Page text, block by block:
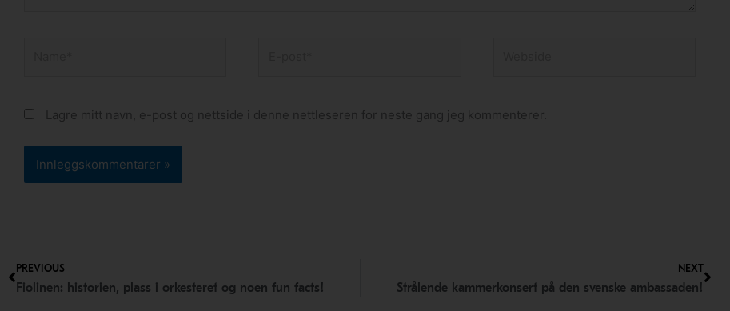
Lagre mitt navn, e-post og nettside i denne nettleseren for neste gang jeg kommenterer.
Prev
PREVIOUS
Fiolinen: historien, plass i orkesteret og noen fun facts!
NEXT
Strålende kammerkonsert på den svenske ambassaden!
Next